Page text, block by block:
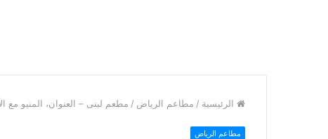
الرئيسية / مطاعم الرياض / مطعم لبنى – العنوان، المنيو مع
مطاعم الرياض